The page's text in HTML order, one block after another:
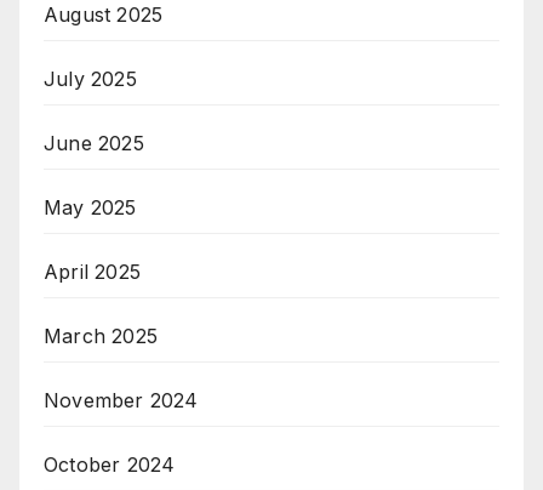
August 2025
July 2025
June 2025
May 2025
April 2025
March 2025
November 2024
October 2024